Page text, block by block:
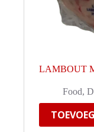
LAMBOUT
Food,